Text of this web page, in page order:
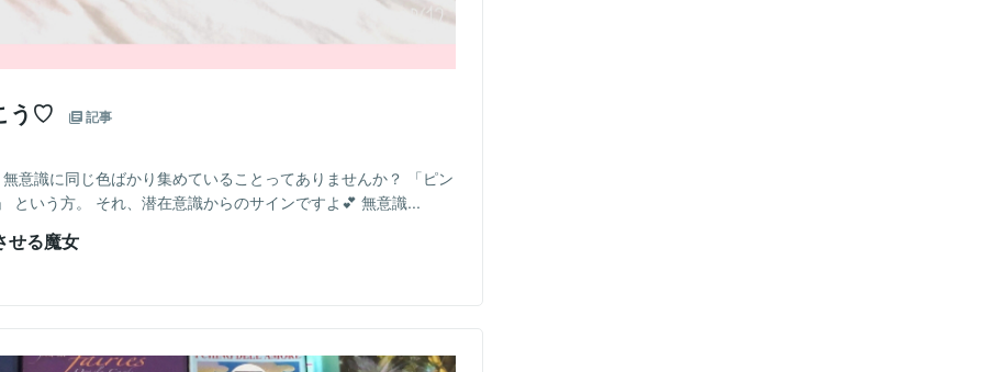
う♡ 記事
意識に同じ色ばかり集めていることってありませんか？ 「ピン
という方。 それ、潜在意識からのサインですよ💕 無意識...
せる魔女